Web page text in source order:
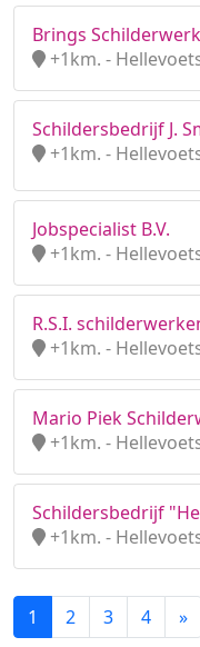
Brings
+1km. -
Schildersbedrijf J.
+1km. -
Jobspecialist B.V.
+1km. -
R.S.I.
+1km. -
Mario Piek
+1km. -
Schildersbedrijf
+1km. -
1 2 3 4 »